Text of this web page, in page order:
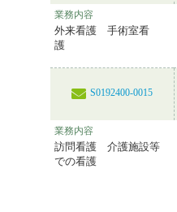
業務内容
外来看護 手術室看
護
S0192400-0015
業務内容
訪問看護 介護施設等
での看護